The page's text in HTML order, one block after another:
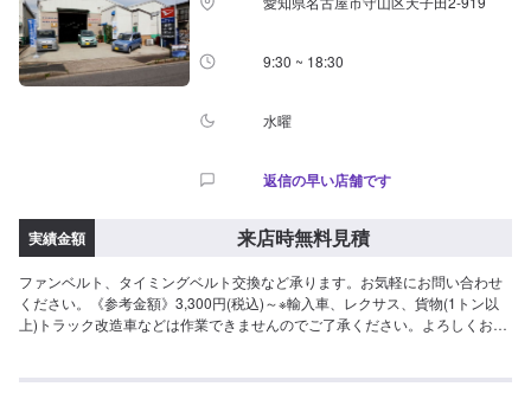
9:30 ~ 18:30
水曜
返信の早い店舗です
実績金額 来店時無料見積
ファンベルト、タイミングベルト交換など承ります。お気軽にお問い合わせ
ください。《参考金額》3,300円(税込)～※輸入車、レクサス、貨物(1トン以
上)トラック改造車などは作業できませんのでご了承ください。よろしくお願